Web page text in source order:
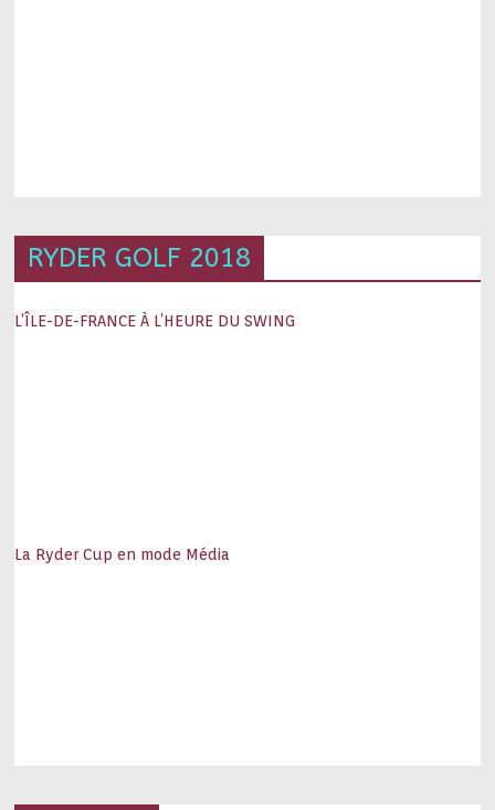
RYDER GOLF 2018
L’ÎLE-DE-FRANCE À L’HEURE DU SWING
La Ryder Cup en mode Média